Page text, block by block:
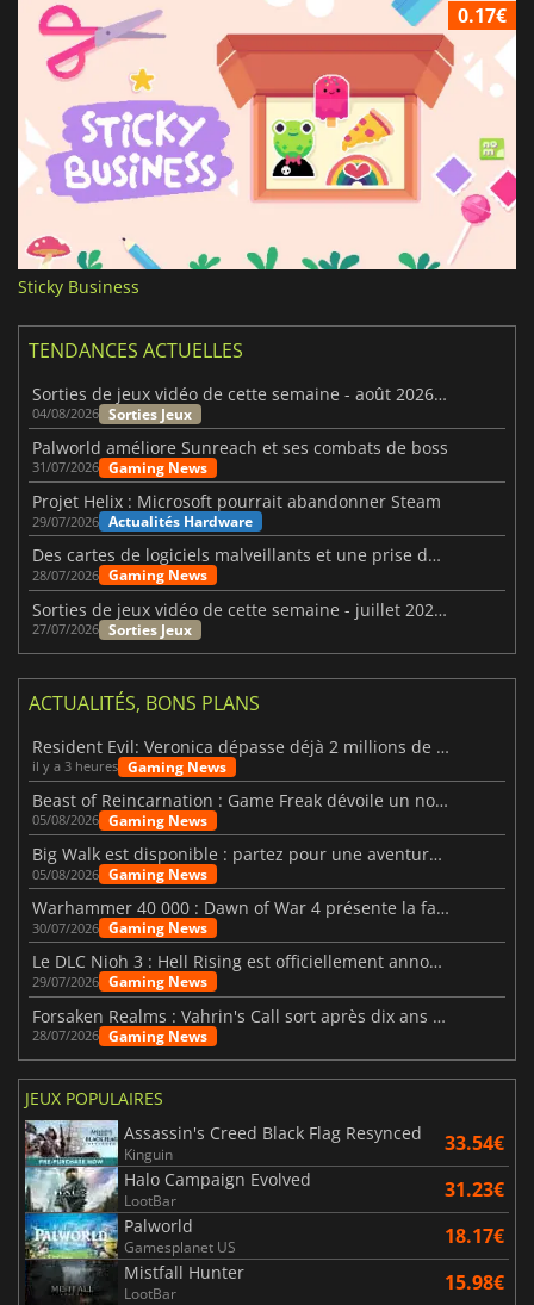
0.17€
Sticky Business
TENDANCES ACTUELLES
Sorties de jeux vidéo de cette semaine - août 2026 (semaine 32)
04/08/2026 Sorties Jeux
Palworld améliore Sunreach et ses combats de boss
31/07/2026 Gaming News
Projet Helix : Microsoft pourrait abandonner Steam
29/07/2026 Actualités Hardware
Des cartes de logiciels malveillants et une prise de contrôle de Discord ont touché Meccha Chameleon
28/07/2026 Gaming News
Sorties de jeux vidéo de cette semaine - juillet 2026 (semaine 31)
27/07/2026 Sorties Jeux
ACTUALITÉS, BONS PLANS
Resident Evil: Veronica dépasse déjà 2 millions de wishlists
il y a 3 heures Gaming News
Beast of Reincarnation : Game Freak dévoile un nouveau pari
05/08/2026 Gaming News
Big Walk est disponible : partez pour une aventure entre amis
05/08/2026 Gaming News
Warhammer 40 000 : Dawn of War 4 présente la faction des Nécrons
30/07/2026 Gaming News
Le DLC Nioh 3 : Hell Rising est officiellement annoncé
29/07/2026 Gaming News
Forsaken Realms : Vahrin's Call sort après dix ans de développement
28/07/2026 Gaming News
JEUX POPULAIRES
Assassin's Creed Black Flag Resynced
Kinguin 33.54€
Halo Campaign Evolved
LootBar 31.23€
Palworld
Gamesplanet US 18.17€
Mistfall Hunter
LootBar 15.98€